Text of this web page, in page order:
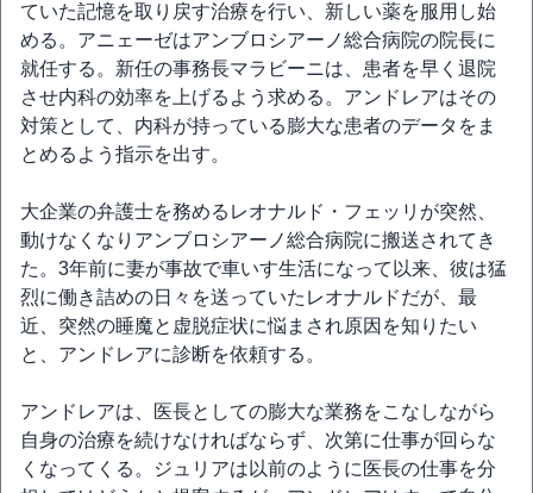
ていた記憶を取り戻す治療を行い、新しい薬を服用し始
める。アニェーゼはアンブロシアーノ総合病院の院長に
就任する。新任の事務長マラビーニは、患者を早く退院
させ内科の効率を上げるよう求める。アンドレアはその
対策として、内科が持っている膨大な患者のデータをま
とめるよう指示を出す。
大企業の弁護士を務めるレオナルド・フェッリが突然、
動けなくなりアンブロシアーノ総合病院に搬送されてき
た。3年前に妻が事故で車いす生活になって以来、彼は猛
烈に働き詰めの日々を送っていたレオナルドだが、最
近、突然の睡魔と虚脱症状に悩まされ原因を知りたい
と、アンドレアに診断を依頼する。
アンドレアは、医長としての膨大な業務をこなしながら
自身の治療を続けなければならず、次第に仕事が回らな
くなってくる。ジュリアは以前のように医長の仕事を分